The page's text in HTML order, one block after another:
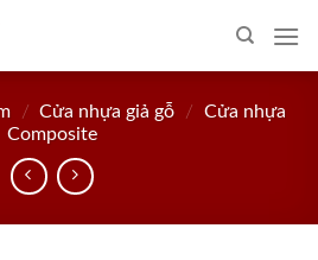
/ Cửa nhựa giả gỗ /
Cửa nhựa
Composite